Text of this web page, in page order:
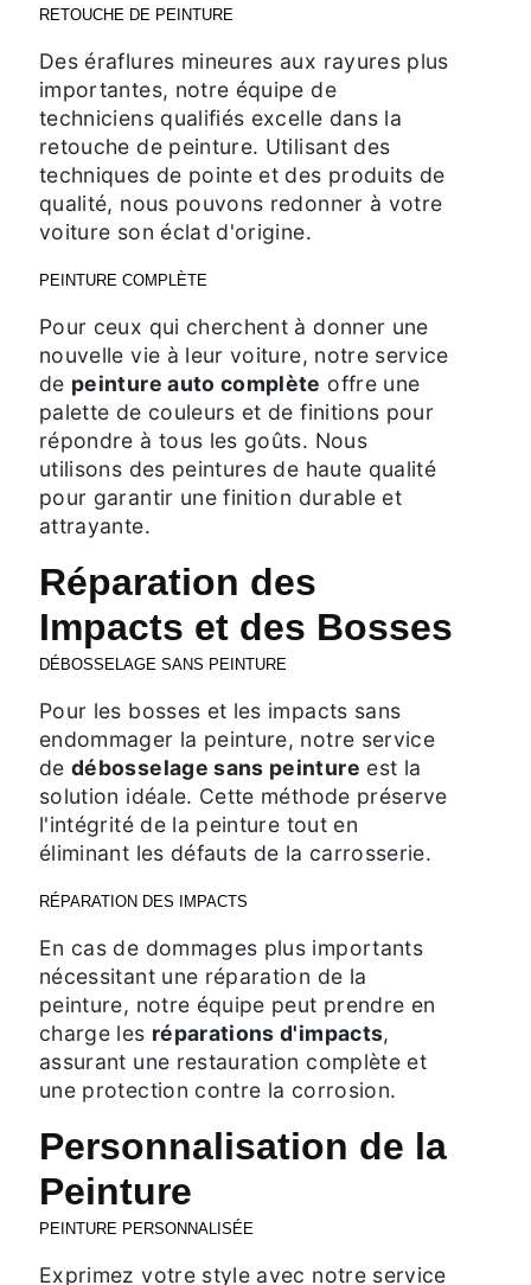
RETOUCHE DE PEINTURE
Des éraflures mineures aux rayures plus
importantes, notre équipe de
techniciens qualifiés excelle dans la
retouche de peinture. Utilisant des
techniques de pointe et des produits de
qualité, nous pouvons redonner à votre
voiture son éclat d'origine.
PEINTURE COMPLÈTE
Pour ceux qui cherchent à donner une
nouvelle vie à leur voiture, notre service
de peinture auto complète offre une
palette de couleurs et de finitions pour
répondre à tous les goûts. Nous
utilisons des peintures de haute qualité
pour garantir une finition durable et
attrayante.
Réparation des
Impacts et des Bosses
DÉBOSSELAGE SANS PEINTURE
Pour les bosses et les impacts sans
endommager la peinture, notre service
dedébosselage sans peinture est la
solution idéale. Cette méthode préserve
l'intégrité de la peinture tout en
éliminant les défauts de la carrosserie.
RÉPARATION DES IMPACTS
En cas de dommages plus importants
nécessitant une réparation de la
peinture, notre équipe peut prendre en
charge les réparations d'impacts,
assurant une restauration complète et
une protection contre la corrosion.
Personnalisation de la
Peinture
PEINTURE PERSONNALISÉE
Exprimez votre style avec notre service